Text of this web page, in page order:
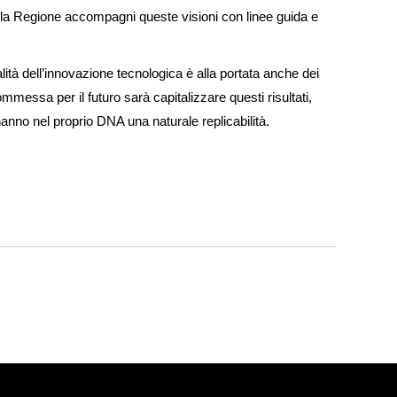
Regione accompagni queste visioni con linee guida e
dell’innovazione tecnologica è alla portata anche dei
per il futuro sarà capitalizzare questi risultati,
nel proprio DNA una naturale replicabilità.